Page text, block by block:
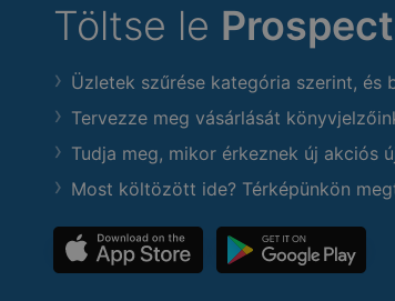
Töltse le
Üzletek szűrése kategória szerint, és
Tervezze meg vásárlását
Tudja meg, mikor érkeznek új akciós
Most költözött ide? Térképünkön